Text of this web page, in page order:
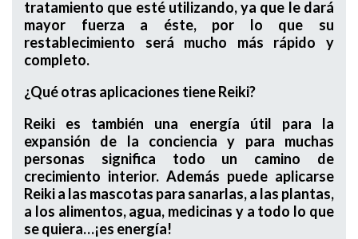
tratamiento que esté utilizando, ya que le dará
mayor fuerza a éste, por lo que su
restablecimiento será mucho más rápido y
completo.
¿Qué otras aplicaciones tiene Reiki?
Reiki es también una energía útil para la
expansión de la conciencia y para muchas
personas significa todo un camino de
crecimiento interior. Además puede aplicarse
Reiki a las mascotas para sanarlas, a las plantas,
a los alimentos, agua, medicinas y a todo lo que
se quiera…¡es energía!